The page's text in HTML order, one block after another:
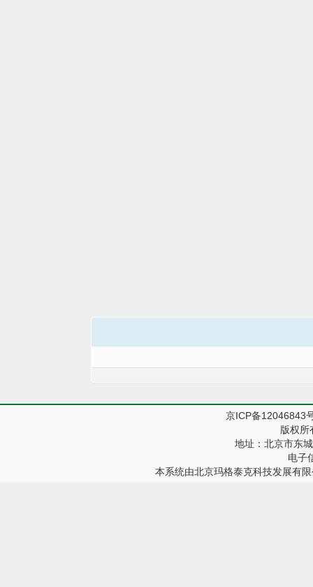
京ICP备12046843
版权所
地址：北京市东
电子
本系统由北京玛格泰克科技发展有